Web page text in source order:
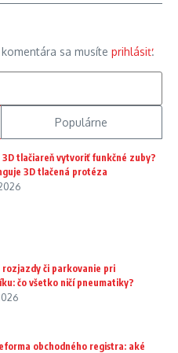
sa musíte prihlásiť.
Populárne
3D tlačiareň vytvoriť funkčné zuby?
3D tlačená protéza
rozjazdy či parkovanie pri
čo všetko ničí pneumatiky?
obchodného registra: aké